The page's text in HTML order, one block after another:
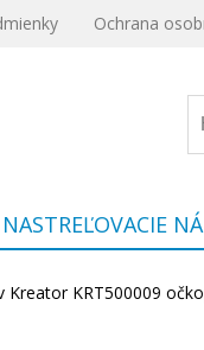
Ochrana
NASTREĽOVACIE
Kreator KRT500009